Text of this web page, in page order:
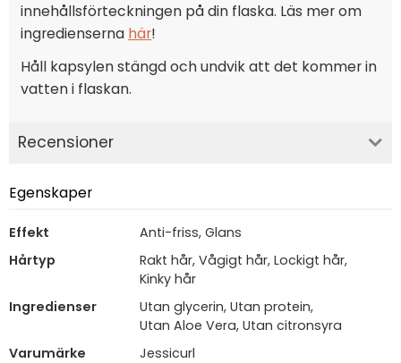
innehållsförteckningen på din flaska. Läs mer om
ingredienserna här!
Håll kapsylen stängd och undvik att det kommer in
vatten i flaskan.
Recensioner
Egenskaper
Effekt
Anti-friss, Glans
Hårtyp
Rakt hår, Vågigt hår, Lockigt hår,
Kinky hår
Ingredienser
Utan glycerin, Utan protein,
Utan Aloe Vera, Utan citronsyra
Varumärke
Jessicurl